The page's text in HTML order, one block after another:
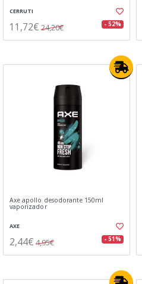
CERRUTI
11,72€ 24,20€ - 52%
Axe apollo desodorante 150ml
vaporizador
AXE
2,44€ 4,95€ - 51%